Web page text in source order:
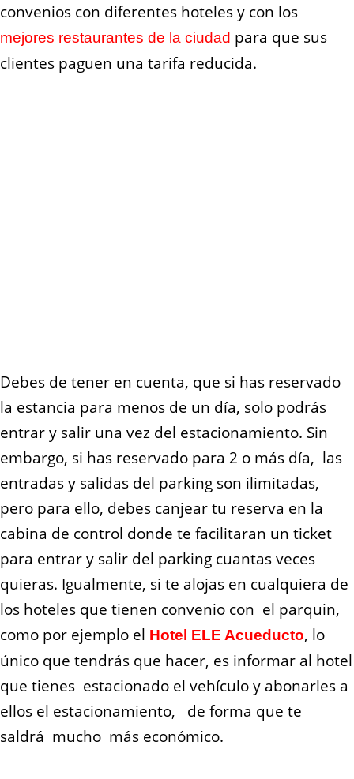
convenios con diferentes hoteles y con los
mejores restaurantes de la ciudad para que sus
clientes paguen una tarifa reducida.
Debes de tener en cuenta, que si has reservado
la estancia para menos de un día, solo podrás
entrar y salir una vez del estacionamiento. Sin
embargo, si has reservado para 2 o más día, las
entradas y salidas del parking son ilimitadas,
pero para ello, debes canjear tu reserva en la
cabina de control donde te facilitaran un ticket
para entrar y salir del parking cuantas veces
quieras. Igualmente, si te alojas en cualquiera de
los hoteles que tienen convenio con el parquin,
como por ejemplo el Hotel ELE Acueducto, lo
único que tendrás que hacer, es informar al hotel
que tienes estacionado el vehículo y abonarles a
ellos el estacionamiento, de forma que te
saldrá mucho más económico.